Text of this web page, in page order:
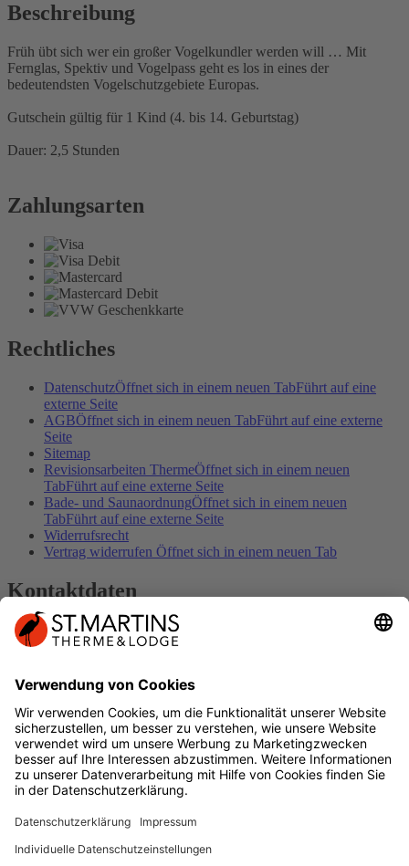
Beschreibung
Früh übt sich wer ein großer Vogelkundler werden will … Mit
Fernglas, Spektiv und Vogelpass geht es los in eines der
bedeutendsten Vogelschutzgebiete Europas.
Gutschein gültig für 1 Kind (4. bis 14. Geburtstag)
Dauer: 2,5 Stunden
Zahlungsarten
Rechtliches
DatenschutzÖffnet sich in einem neuen TabFührt auf eine
externe Seite
AGBÖffnet sich in einem neuen TabFührt auf eine externe
Seite
Sitemap
Revisionsarbeiten ThermeÖffnet sich in einem neuen
TabFührt auf eine externe Seite
Bade- und SaunaordnungÖffnet sich in einem neuen
TabFührt auf eine externe Seite
Widerrufsrecht
Vertrag widerrufen Öffnet sich in einem neuen Tab
Kontaktdaten
Kontakt
Impressum
DER SPUR FOLGEN
Geschenkkarte Öffnet sich in einem neuen
Tab Führt auf eine externe Seite
Facebook Öffnet sich in einem neuen Tab Führt
auf eine externe Seite
Instagram Öffnet sich in einem neuen Tab
YouTube Öffnet sich in einem neuen Tab